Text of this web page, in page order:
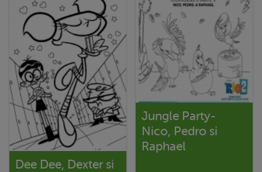
Dee Dee, Dexter si
Jungle Party-
Nico, Pedro si
Raphael